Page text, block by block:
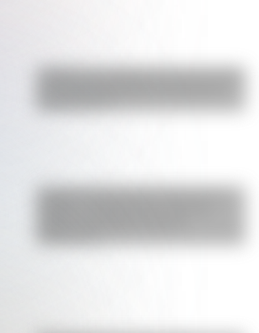
¿Sabías que Argentina tuvo la torre
La gran hazaña del Cruce de los